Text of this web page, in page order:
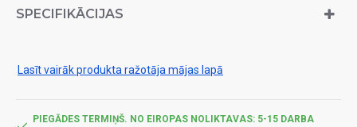
betonu, PVC u.c. Silikons vienlaikus noblīvē, izolē un
aizpilda. Iztur mitrumu un temperatūru no -30 līdz +120 °C,
SPECIFIKĀCIJAS
Lasīt vairāk produkta ražotāja mājas lapā
PIEGĀDES TERMIŅŠ. NO EIROPAS NOLIKTAVAS: 5-15 DARBA